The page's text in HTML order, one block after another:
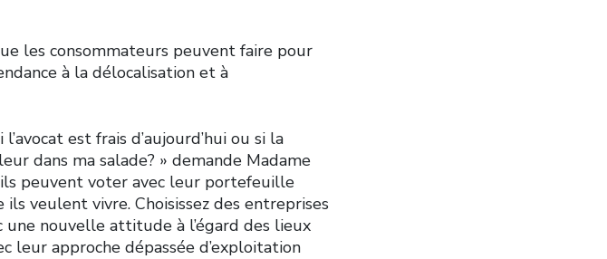
les consommateurs peuvent faire pour
à la délocalisation et à
est frais d’aujourd’hui ou si la
dans ma salade? » demande Madame
peuvent voter avec leur portefeuille
veulent vivre. Choisissez des entreprises
nouvelle attitude à l’égard des lieux
leur approche dépassée d’exploitation